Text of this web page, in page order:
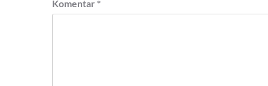
Komentar *